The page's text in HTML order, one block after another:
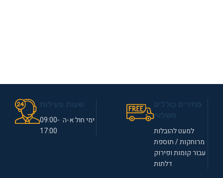
למעט להובלות
מרוחקות / תוספת
עבור קומות ופירוק
דלתות
ימי חול א-ה 09:00-
17:00